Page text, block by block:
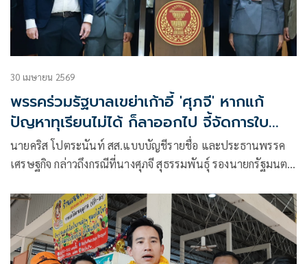
30 เมษายน 2569
พรรคร่วมรัฐบาลเขย่าเก้าอี้ 'ศุภจี' หากแก้
ปัญหาทุเรียนไม่ได้ ก็ลาออกไป จี้จัดการใบ
อนุญาตส่งออก
นายคริส โปตระนันท์ สส.แบบบัญชีรายชื่อ และประธานพรรค
เศรษฐกิจ กล่าวถึงกรณีที่นางศุภจี สุธรรมพันธุ์ รองนายกรัฐมนตรี
อินฟลูเอนเซอร์ ก่อนที่จะมีการไลฟ์สดขายทุเรียน ว่า สิ่งที่นางศุภ
จี ทำ อาจไม่ได้แก้ไขเรื่องที่เป็นผลประโยชน์ เรื่องที่เป็นหัวใจ
โครงสร้างปัญหาทุเรียนในปัจจุบัน จนตอนนี้โซเชียลฯได้ถล่ม
รมว.พาณิชย์จำนวนมาก และขอเรียกร้องให้นางศุภจี ลาออกจาก